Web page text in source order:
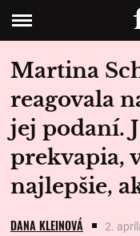
Martina
reagovala
jej podaní.
prekvapia,
najlepšie,
DANA KLEINOVÁ 2.